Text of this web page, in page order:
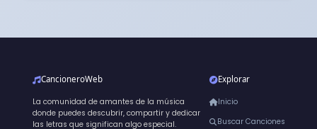
CancioneroWeb
La comunidad de amantes de la música
donde puedes descubrir, compartir y dedicar
las letras que significan algo especial.
Explorar
Inicio
Buscar Canciones